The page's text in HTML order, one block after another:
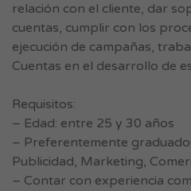
relación con el cliente, dar
cuentas, cumplir con los
ejecución de campañas,
Cuentas en el desarrollo de
Requisitos:
– Edad: entre 25 y 30 años
– Preferentemente
Publicidad, Marketing,
– Contar con experiencia